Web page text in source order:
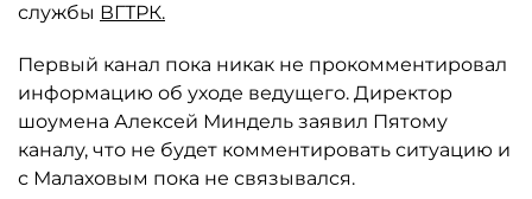
службы ВГТРК.
Первый канал пока никак не прокомментировал
информацию об уходе ведущего. Директор
шоумена Алексей Миндель заявил Пятому
каналу, что не будет комментировать ситуацию и
с Малаховым пока не связывался.